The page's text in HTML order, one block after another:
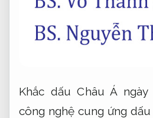
Khắc dấu Châu Á
công nghệ cung ứng